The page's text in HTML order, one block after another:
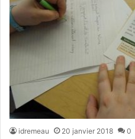
idremeau 20 janvier 2018 0